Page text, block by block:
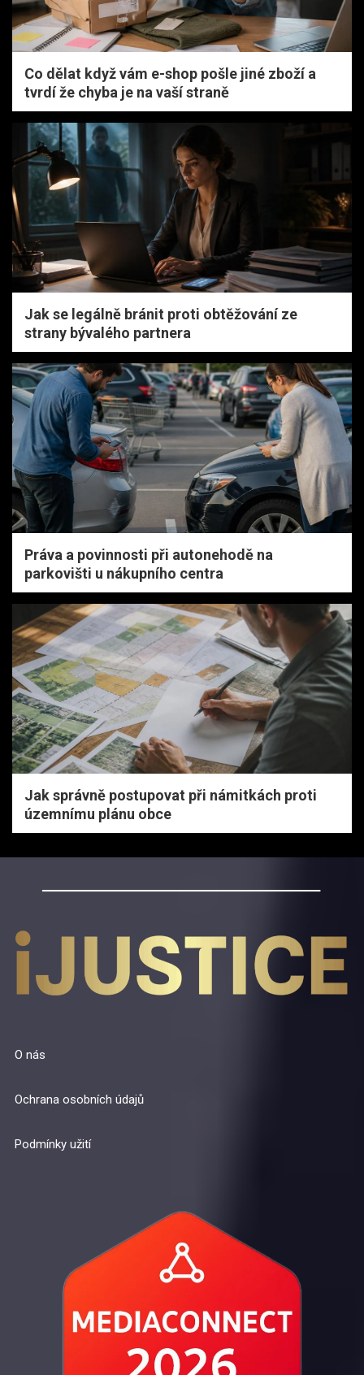
Co dělat když vám e-shop pošle jiné zboží a
tvrdí že chyba je na vaší straně
Jak se legálně bránit proti obtěžování ze
strany bývalého partnera
Práva a povinnosti při autonehodě na
parkovišti u nákupního centra
Jak správně postupovat při námitkách proti
územnímu plánu obce
O nás
Ochrana osobních údajů
Podmínky užití